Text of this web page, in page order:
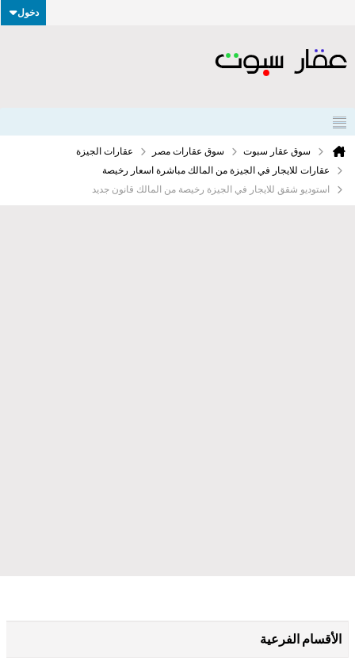
دخول
سوق عقار سبوت سوق عقارات مصر
عقارات الجيزة
عقارات للايجار في الجيزة من المالك مباشرة اسعار رخيصة
استوديو شقق للايجار في الجيزة رخيصة من المالك قانون جديد
الأقسام الفرعية